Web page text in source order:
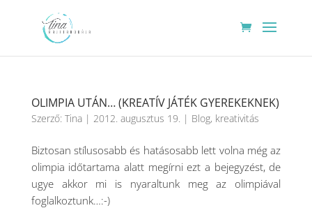
OLIMPIA UTÁN… (KREATÍV JÁTÉK GYEREKEKNEK)
Szerző: Tina| 2012. augusztus 19. | Blog, kreativitás
Biztosan stílusosabb és hatásosabb lett volna még az
olimpia időtartama alatt megírni ezt a bejegyzést, de
ugye akkor mi is nyaraltunk meg az olimpiával
foglalkoztunk…:-)